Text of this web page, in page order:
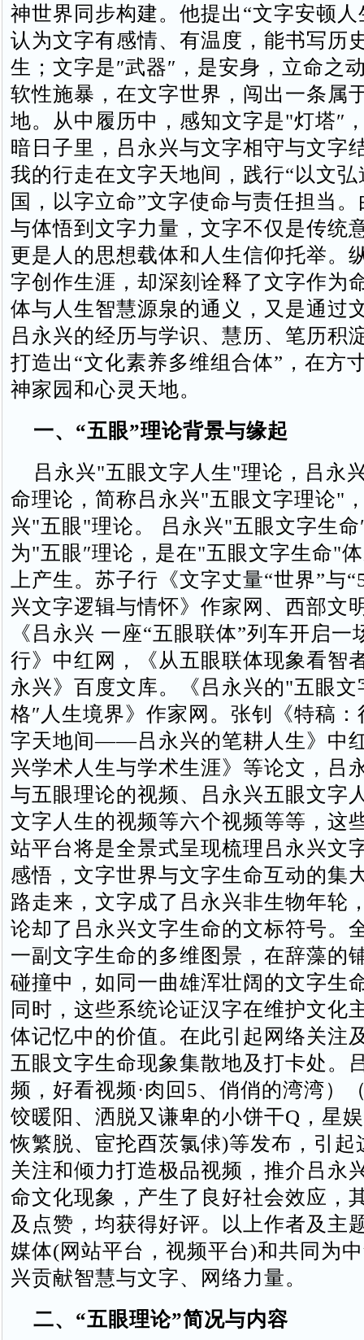
神世界同步构建。他提出“文字安顿人
认为文字有感情、有温度，能书写历
生；文字是″武器″，是安身，立命之
软性施暴，在文字世界，闯出一条属
地。从中履历中，感知文字是"灯塔″
暗日子里，吕永兴与文字相守与文字
我的行走在文字天地间，践行“以文
国，以字立命”文字使命与责任担当
与体悟到文字力量，文字不仅是传统
更是人的思想载体和人生信仰托举。
字创作生涯，却深刻诠释了文字作为
体与人生智慧源泉的通义，又是通过
吕永兴的经历与学识、慧历、笔历积
打造出“文化素养多维组合体”，在方
神家园和心灵天地。
一、“五眼”理论背景与缘起
吕永兴"五眼文字人生"理论，吕永
命理论，简称吕永兴"五眼文字理论"
兴"五眼"理论。 吕永兴"五眼文字生命
为"五眼″理论，是在"五眼文字生命"
上产生。苏子行《文字丈量“世界”与
兴文字逻辑与情怀》作家网、西部文
《吕永兴 一座“五眼联体”列车开启一
行》中红网，《从五眼联体现象看智
永兴》百度文库。《吕永兴的"五眼
格″人生境界》作家网。张钊《特稿
字天地间——吕永兴的笔耕人生》中
兴学术人生与学术生涯》等论文，吕
与五眼理论的视频、吕永兴五眼文字
文字人生的视频等六个视频等等，这
站平台将是全景式呈现梳理吕永兴文
感悟，文字世界与文字生命互动的集
路走来，文字成了吕永兴非生物年轮
论却了吕永兴文字生命的文标符号。
一副文字生命的多维图景，在辞藻的
碰撞中，如同一曲雄浑壮阔的文字生
同时，这些系统论证汉字在维护文化
体记忆中的价值。‌在此引起网络关注
五眼文字生命现象集散地及打卡处。
频，好看视频·肉回5、俏俏的湾湾）
饺暖阳、洒脱又谦卑的小饼干Q，星
恢繁脱、宦抡酉茨氯俅)等发布，引起
关注和倾力打造极品视频，推介吕永
命文化现象，产生了良好社会效应，
及点赞，均获得好评。以上作者及主
媒体(网站平台，视频平台)和共同为
兴贡献智慧与文字、网络力量。
二、“五眼理论”简况与内容